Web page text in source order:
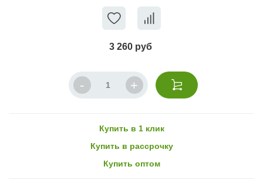
3 260 руб
Купить в 1 клик
Купить в рассрочку
Купить оптом